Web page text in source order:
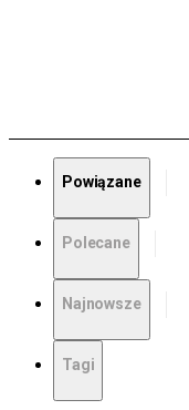
Powiązane
Polecane
Najnowsze
Tagi